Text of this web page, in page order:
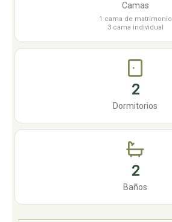
Camas
1 cama de matrimonio
3 cama individual
2
Dormitorios
2
Baños